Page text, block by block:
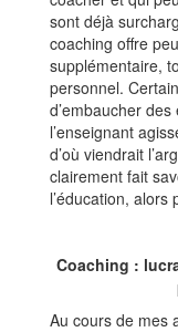
sont déjà
coaching offre
supplémentaire,
personnel.
d’embaucher
l’enseignant
d’où viendrait
clairement fait
l’éducation,
Coaching :
Au cours de mes